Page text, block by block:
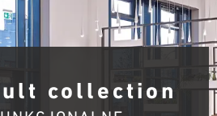
collection